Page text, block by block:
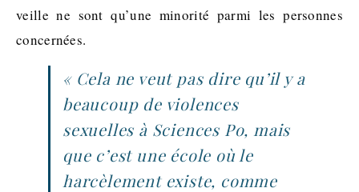
veille ne sont qu’une minorité parmi les personnes
concernées.
« Cela ne veut pas dire qu’il y a
beaucoup de violences
sexuelles à Sciences Po, mais
que c’est une école où le
harcèlement existe, comme